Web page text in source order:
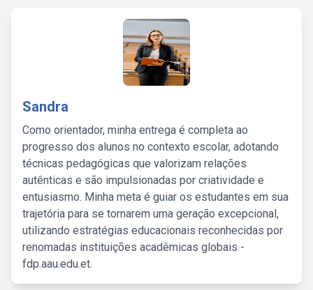
Sandra
Como orientador, minha entrega é completa ao
progresso dos alunos no contexto escolar, adotando
técnicas pedagógicas que valorizam relações
autênticas e são impulsionadas por criatividade e
entusiasmo. Minha meta é guiar os estudantes em sua
trajetória para se tornarem uma geração excepcional,
utilizando estratégias educacionais reconhecidas por
renomadas instituições acadêmicas globais -
fdp.aau.edu.et.